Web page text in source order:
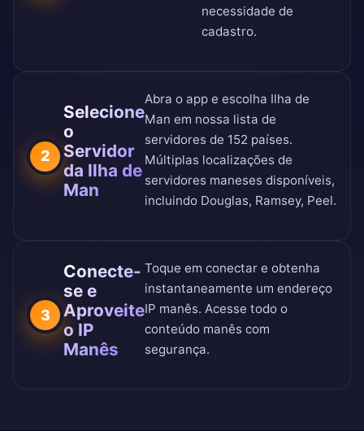
necessidade de
cadastro.
2
Selecione
o
Servidor
da Ilha de
Man
Abra o app e escolha Ilha de
Man em nossa lista de
servidores de 152 países.
Múltiplas localizações de
servidores maneses disponíveis,
incluindo Douglas, Ramsey, Peel.
3
Conecte-
se e
Aproveite
o IP
Manês
Toque em conectar e obtenha
instantaneamente um endereço
IP manês. Acesse todo o
conteúdo manês com
segurança.